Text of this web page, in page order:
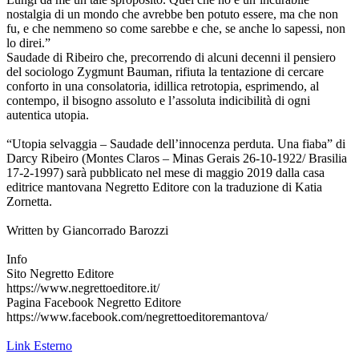
nostalgia di un mondo che avrebbe ben potuto essere, ma che non
fu, e che nemmeno so come sarebbe e che, se anche lo sapessi, non
lo direi.”
Saudade di Ribeiro che, precorrendo di alcuni decenni il pensiero
del sociologo Zygmunt Bauman, rifiuta la tentazione di cercare
conforto in una consolatoria, idillica retrotopia, esprimendo, al
contempo, il bisogno assoluto e l’assoluta indicibilità di ogni
autentica utopia.
“Utopia selvaggia ‒ Saudade dell’innocenza perduta. Una fiaba” di
Darcy Ribeiro (Montes Claros – Minas Gerais 26-10-1922/ Brasilia
17-2-1997) sarà pubblicato nel mese di maggio 2019 dalla casa
editrice mantovana Negretto Editore con la traduzione di Katia
Zornetta.
Written by Giancorrado Barozzi
Info
Sito Negretto Editore
https://www.negrettoeditore.it/
Pagina Facebook Negretto Editore
https://www.facebook.com/negrettoeditoremantova/
Link Esterno